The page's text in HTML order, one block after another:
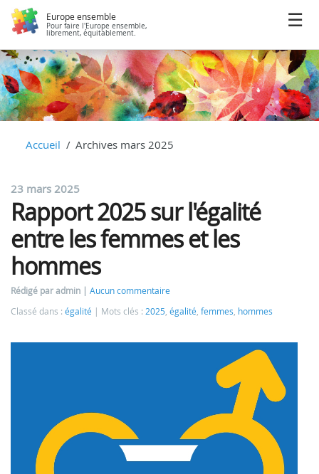
Europe ensemble
Pour faire l'Europe ensemble,
librement, équitablement.
Accueil Archives mars 2025
23 mars 2025
Rapport 2025 sur l'égalité
entre les femmes et les
hommes
Rédigé par admin
Aucun commentaire
Classé dans : égalité Mots clés : 2025 égalité femmes hommes